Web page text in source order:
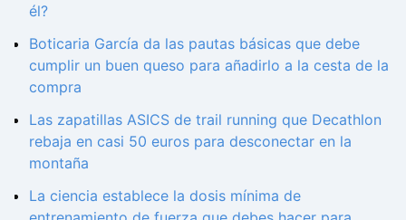
él?
Boticaria García da las pautas básicas que debe
cumplir un buen queso para añadirlo a la cesta de la
compra
Las zapatillas ASICS de trail running que Decathlon
rebaja en casi 50 euros para desconectar en la
montaña
La ciencia establece la dosis mínima de